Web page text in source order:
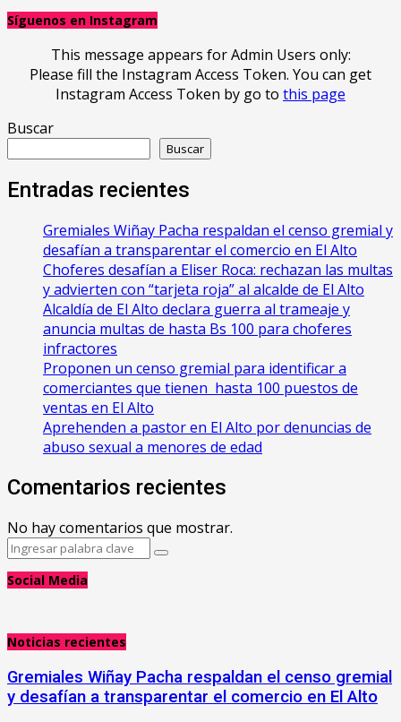
Síguenos en Instagram
This message appears for Admin Users only:
Please fill the Instagram Access Token. You can get
Instagram Access Token by go to this page
Buscar
Buscar
Entradas recientes
Gremiales Wiñay Pacha respaldan el censo gremial y
desafían a transparentar el comercio en El Alto
Choferes desafían a Eliser Roca: rechazan las multas
y advierten con “tarjeta roja” al alcalde de El Alto
‎Alcaldía de El Alto declara guerra al trameaje y
anuncia multas de hasta Bs 100 para choferes
infractores
Proponen un censo gremial para identificar a
comerciantes que tienen hasta 100 puestos de
ventas en El Alto
Aprehenden a pastor en El Alto por denuncias de
abuso sexual a menores de edad
Comentarios recientes
No hay comentarios que mostrar.
Search
Search
Social Media
Noticias recientes
Gremiales Wiñay Pacha respaldan el censo gremial
y desafían a transparentar el comercio en El Alto